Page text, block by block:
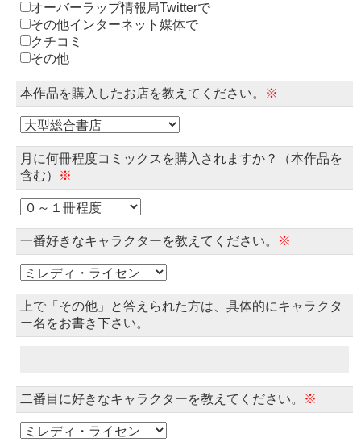
オーバーラップ情報局Twitterで
その他インターネット媒体で
クチコミ
その他
本作品を購入したお店を教えてください。 ※
月に何冊程度コミックスを購入されますか？（本作品を
含む）
※
一番好きなキャラクターを教えてください。 ※
上で「その他」と答えられた方は、具体的にキャラクタ
ー名をお書き下さい。
二番目に好きなキャラクターを教えてください。 ※